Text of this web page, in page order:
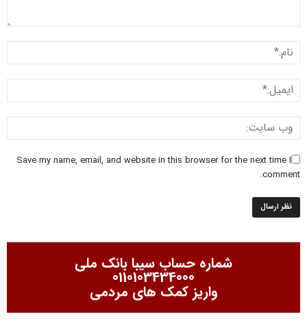
Save my name, email, and website in this browser for the next time I
comment.
شماره حساب سیبا بانک ملی
0110103434000
واریز کمک های مردمی